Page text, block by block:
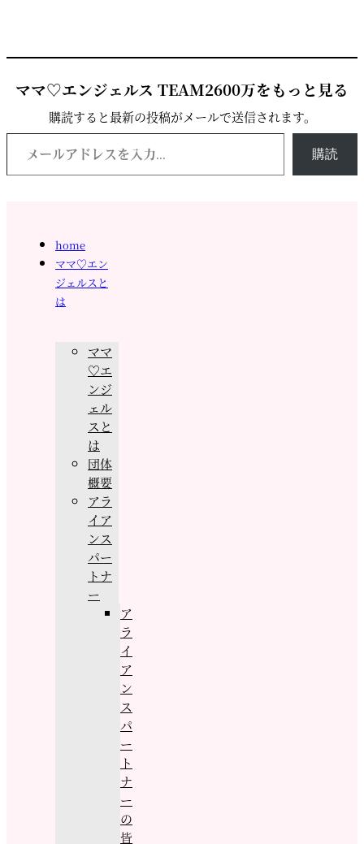
ママ♡エンジェルス TEAM2600万をもっと見る
購読すると最新の投稿がメールで送信されます。
メールアドレスを入力...
購読
home
ママ♡エン
ジェルスと
は
ママ
♡エ
ンジ
ェル
スと
は
団体
概要
アラ
イア
ンス
パー
トナ
ー
ア
ラ
イ
ア
ン
ス
パ
ー
ト
ナ
ー
の
皆